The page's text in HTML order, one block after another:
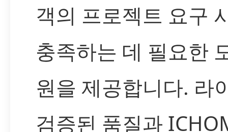
객의 프로젝트 요구
충족하는 데 필요한
원을 제공합니다. 라
검증된 품질과